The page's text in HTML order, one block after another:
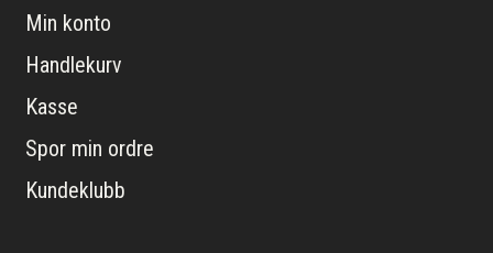
Min konto
Handlekurv
Kasse
Spor min ordre
Kundeklubb